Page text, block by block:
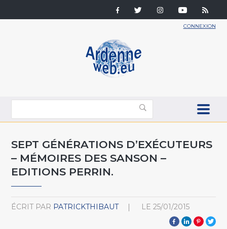
CONNEXION
SEPT GÉNÉRATIONS D’EXÉCUTEURS
– MÉMOIRES DES SANSON –
EDITIONS PERRIN.
ÉCRIT PAR PATRICKTHIBAUT LE 25/01/2015